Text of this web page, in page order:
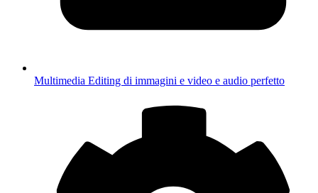
Multimedia Editing di immagini e video e audio perfetto